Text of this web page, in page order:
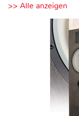
>> Alle anzeigen